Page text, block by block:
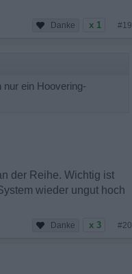
x 1 #19
ein Hoovering-
der Reihe. Wichtig ist
wieder ungut hoch
x 3 #20